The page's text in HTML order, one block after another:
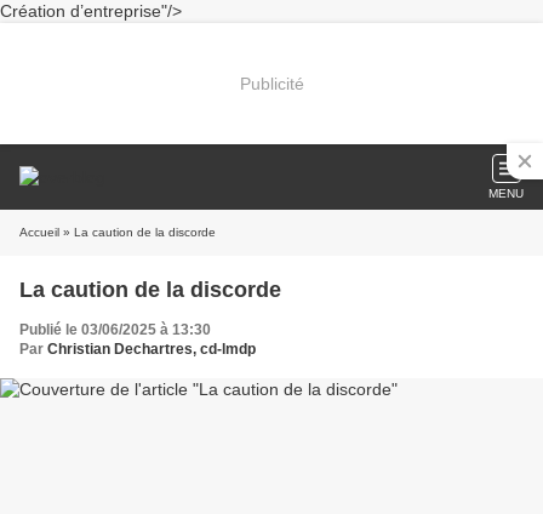
Création d’entreprise"/>
Publicité
MENU
Accueil » La caution de la discorde
La caution de la discorde
Publié le 03/06/2025 à 13:30
Par Christian Dechartres, cd-lmdp